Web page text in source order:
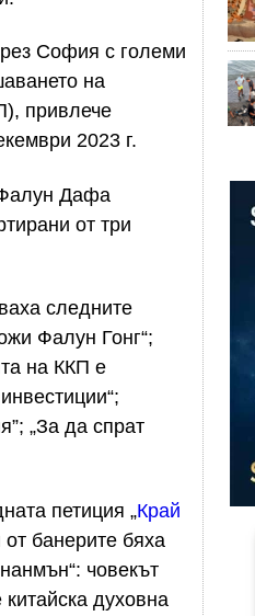
София с големи
на
привлече
2023 г.
Дафа
от три
следните
Фалун Гонг“;
на ККП е
„За да спрат
петиция „Край
банерите бяха
човекът
духовна